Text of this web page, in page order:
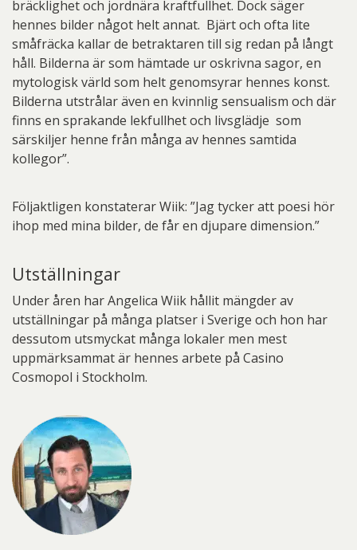
bräcklighet och jordnära kraftfullhet. Dock säger
hennes bilder något helt annat. Bjärt och ofta lite
småfräcka kallar de betraktaren till sig redan på långt
håll. Bilderna är som hämtade ur oskrivna sagor, en
mytologisk värld som helt genomsyrar hennes konst.
Bilderna utstrålar även en kvinnlig sensualism och där
finns en sprakande lekfullhet och livsglädje som
särskiljer henne från många av hennes samtida
kollegor”.
Följaktligen konstaterar Wiik: ”Jag tycker att poesi hör
ihop med mina bilder, de får en djupare dimension.”
Utställningar
Under åren har Angelica Wiik hållit mängder av
utställningar på många platser i Sverige och hon har
dessutom utsmyckat många lokaler men mest
uppmärksammat är hennes arbete på Casino
Cosmopol i Stockholm.